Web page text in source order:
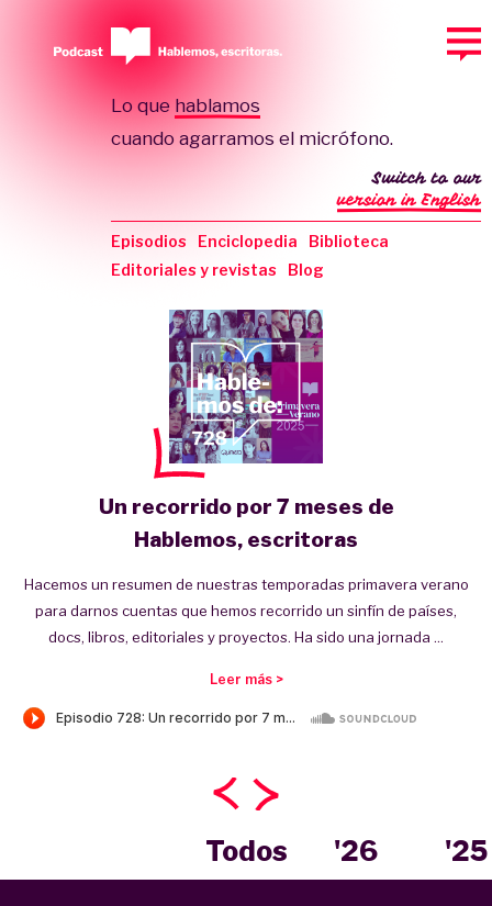
Lo que hablamos
cuando agarramos el micrófono.
Episodios Enciclopedia
Biblioteca
Editoriales y revistas
Blog
Switch to our
version in English
Un recorrido por 7 meses de
Hablemos, escritoras
Hacemos un resumen de nuestras temporadas primavera verano
para darnos cuentas que hemos recorrido un sinfín de países,
docs, libros, editoriales y proyectos. Ha sido una jornada ...
Leer más >
Todos '26 '25